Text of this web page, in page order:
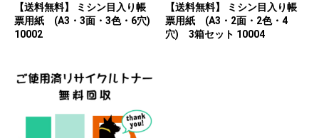
【送料無料】 ミシン目入り帳
票用紙 (A3・3面・3色・6穴)
10002
【送料無料】 ミシン目入り帳
票用紙 (A3・2面・2色・4
穴) 3箱セット 10004